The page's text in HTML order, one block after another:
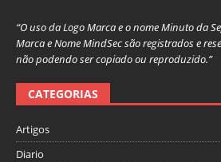
“O uso da Logo Marca e o nome Minuto da
Marca e Nome MindSec são registrados e
não podendo ser copiado ou reproduzido.”
CATEGORIAS
Artigos
Diario